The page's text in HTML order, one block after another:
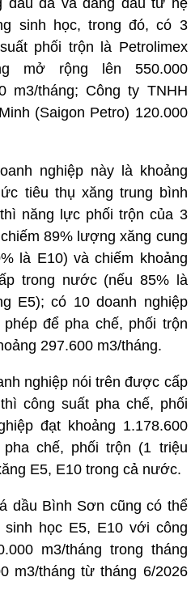
dầu đã và đang đầu tư hệ
sinh học, trong đó, có 3
phối trộn là Petrolimex
mở rộng lên 550.000
m3/tháng; Công ty TNHH
(Saigon Petro) 120.000
nghiệp này là khoảng
tiêu thụ xăng trung bình
năng lực phối trộn của 3
89% lượng xăng cung
là E10) và chiếm khoảng
trong nước (nếu 85% là
E5); có 10 doanh nghiệp
để pha chế, phối trộn
297.600 m3/tháng.
nghiệp nói trên được cấp
công suất pha chế, phối
đạt khoảng 1.178.600
chế, phối trộn (1 triệu
E5, E10 trong cả nước.
dầu Bình Sơn cũng có thể
học E5, E10 với công
m3/tháng trong tháng
m3/tháng từ tháng 6/2026